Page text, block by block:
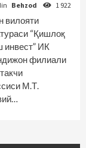
Behzod 1 922
вилояти
“Қишлоқ
инвест” ИК
филиали
М.Т.